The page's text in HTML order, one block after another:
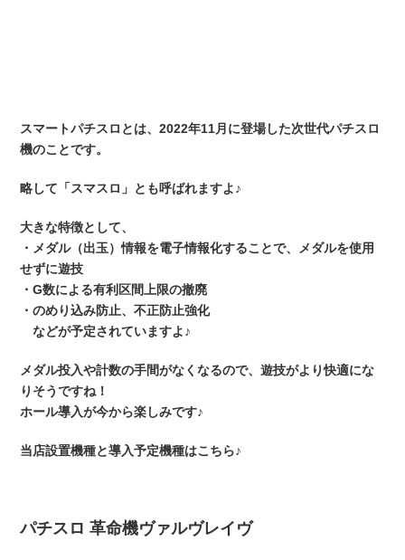
スマートパチスロとは、2022年11月に登場した次世代パチスロ
機のことです。
略して「スマスロ」とも呼ばれますよ♪
大きな特徴として、
・メダル（出玉）情報を電子情報化することで、メダルを使用
せずに遊技
・G数による有利区間上限の撤廃
・のめり込み防止、不正防止強化
などが予定されていますよ♪
メダル投入や計数の手間がなくなるので、遊技がより快適にな
りそうですね！
ホール導入が今から楽しみです♪
当店設置機種と導入予定機種はこちら♪
パチスロ 革命機ヴァルヴレイヴ